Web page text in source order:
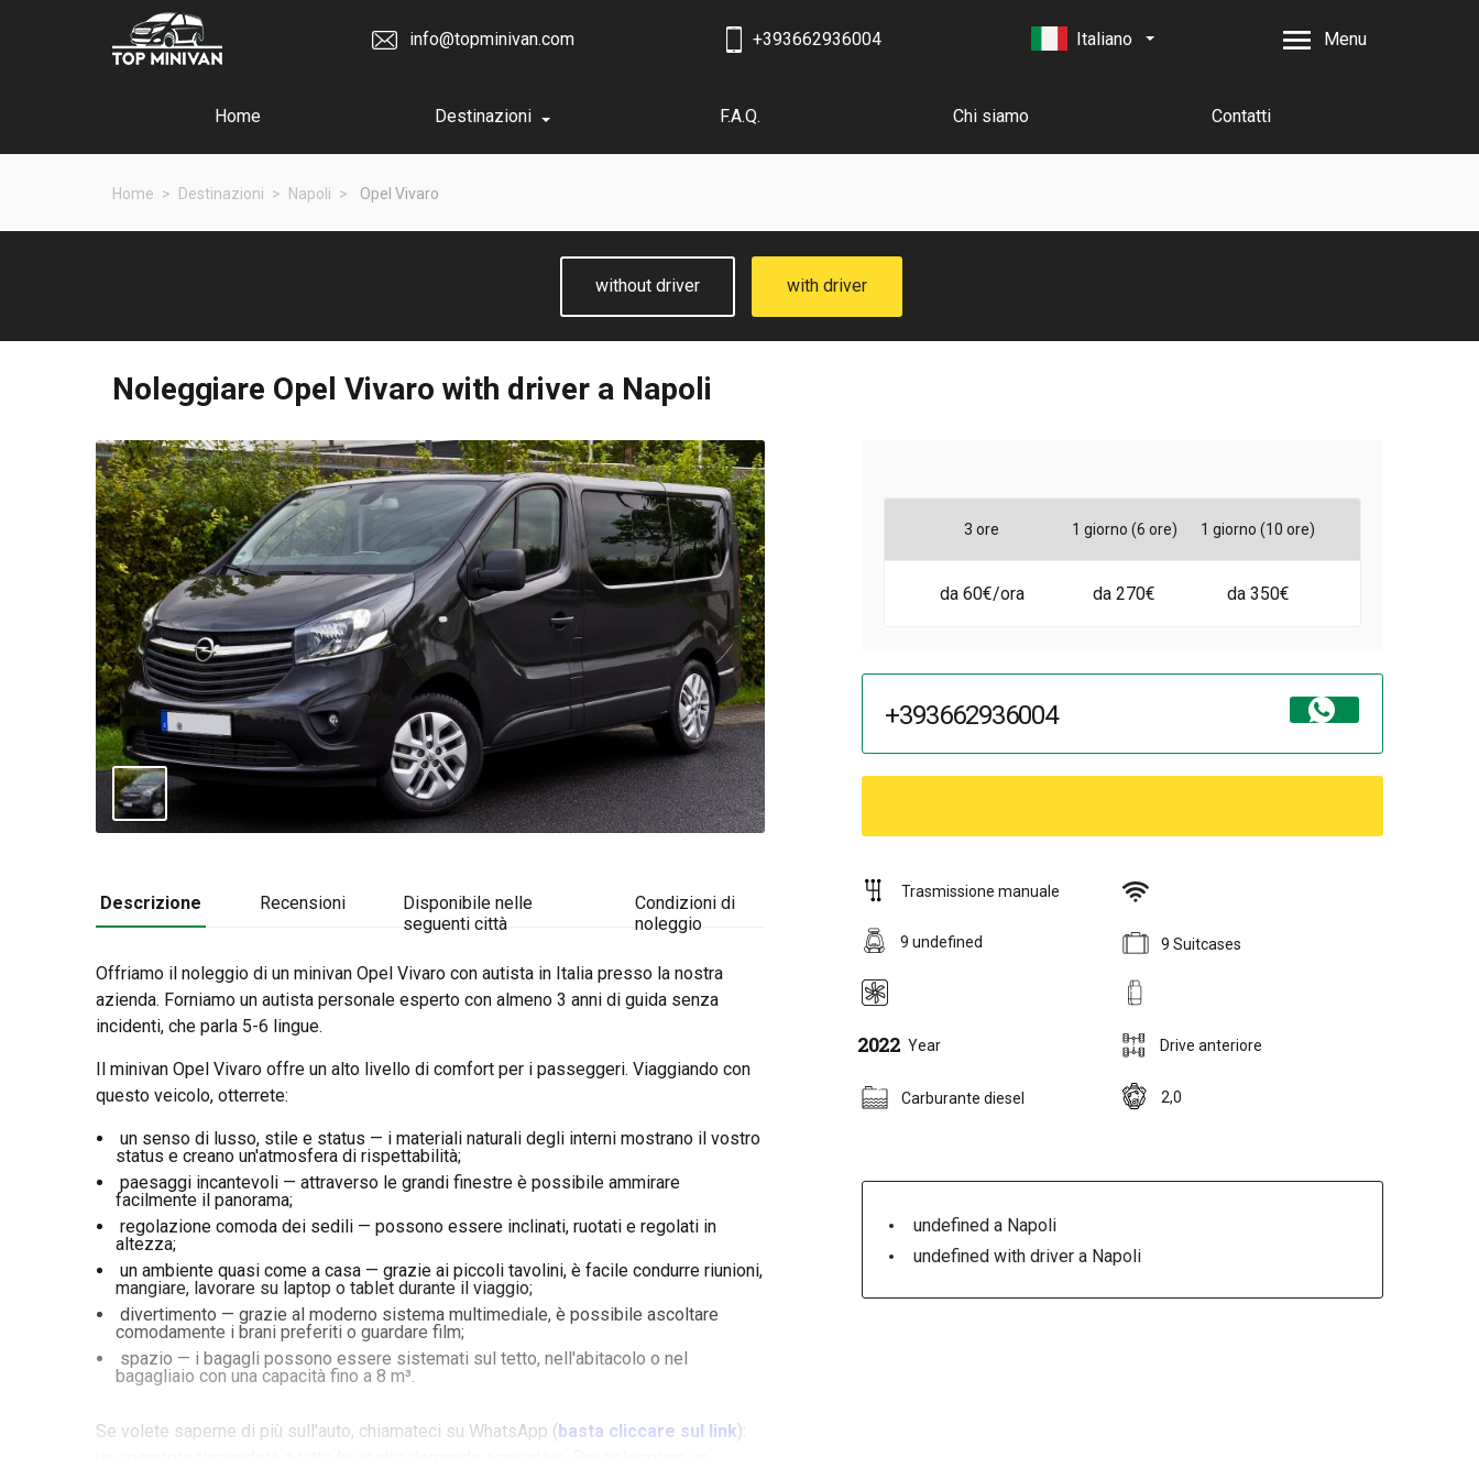
info@topminivan.com +393662936004 Italiano Menu
Home Destinazioni F.A.Q. Chi siamo Contatti
Home Destinazioni Napoli Opel Vivaro
without driver with driver
Noleggiare Opel Vivaro with driver a Napoli
Descrizione Recensioni
Disponibile nelle
seguenti città
Condizioni di
noleggio
Offriamo il noleggio di un minivan Opel Vivaro con autista in Italia presso la nostra
azienda. Forniamo un autista personale esperto con almeno 3 anni di guida senza
incidenti, che parla 5-6 lingue.
Il minivan Opel Vivaro offre un alto livello di comfort per i passeggeri. Viaggiando con
questo veicolo, otterrete:
un senso di lusso, stile e status — i materiali naturali degli interni mostrano il vostro
status e creano un'atmosfera di rispettabilità;
paesaggi incantevoli — attraverso le grandi finestre è possibile ammirare
facilmente il panorama;
regolazione comoda dei sedili — possono essere inclinati, ruotati e regolati in
altezza;
un ambiente quasi come a casa — grazie ai piccoli tavolini, è facile condurre riunioni,
mangiare, lavorare su laptop o tablet durante il viaggio;
divertimento — grazie al moderno sistema multimediale, è possibile ascoltare
comodamente i brani preferiti o guardare film;
spazio — i bagagli possono essere sistemati sul tetto, nell'abitacolo o nel
bagagliaio con una capacità fino a 8 m³.
Se volete saperne di più sull'auto, chiamateci su WhatsApp (basta cliccare sul link):
3 ore 1 giorno (6 ore) 1 giorno (10 ore)
da 60€/ora da 270€ da 350€
+393662936004
Trasmissione manuale
9 undefined 9 Suitcases
2022 Year Drive anteriore
Carburante diesel 2,0
undefined a Napoli
undefined with driver a Napoli